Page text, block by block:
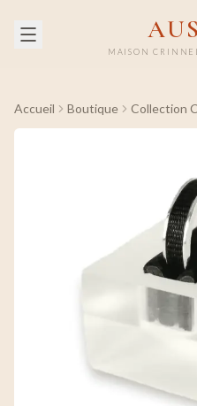
MAISON
Accueil Boutique Collection